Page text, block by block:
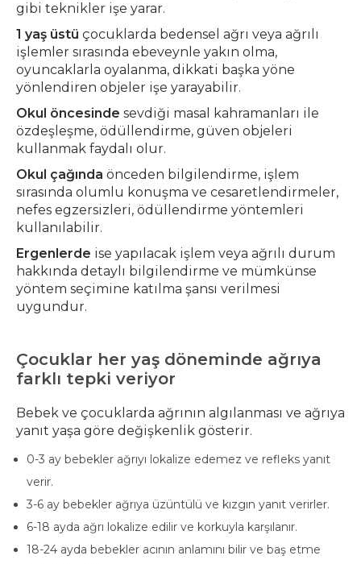
gibi teknikler işe yarar.
1 yaş üstü çocuklarda bedensel ağrı veya ağrılı
işlemler sırasında ebeveynle yakın olma,
oyuncaklarla oyalanma, dikkati başka yöne
yönlendiren objeler işe yarayabilir.
Okul öncesinde sevdiği masal kahramanları ile
özdeşleşme, ödüllendirme, güven objeleri
kullanmak faydalı olur.
Okul çağında önceden bilgilendirme, işlem
sırasında olumlu konuşma ve cesaretlendirmeler,
nefes egzersizleri, ödüllendirme yöntemleri
kullanılabilir.
Ergenlerde ise yapılacak işlem veya ağrılı durum
hakkında detaylı bilgilendirme ve mümkünse
yöntem seçimine katılma şansı verilmesi
uygundur.
Çocuklar her yaş döneminde ağrıya
farklı tepki veriyor
Bebek ve çocuklarda ağrının algılanması ve ağrıya
yanıt yaşa göre değişkenlik gösterir.
0-3 ay bebekler ağrıyı lokalize edemez ve refleks yanıt
verir.
3-6 ay bebekler ağrıya üzüntülü ve kızgın yanıt verirler.
6-18 ayda ağrı lokalize edilir ve korkuyla karşılanır.
18-24 ayda bebekler acının anlamını bilir ve baş etme